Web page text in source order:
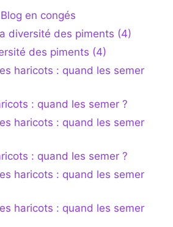
Blog en congés
diversité des piments (4)
des piments (4)
haricots : quand les semer
: quand les semer ?
haricots : quand les semer
: quand les semer ?
haricots : quand les semer
haricots : quand les semer